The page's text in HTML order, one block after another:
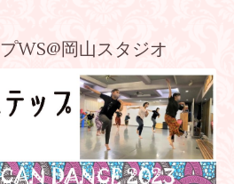
WS@岡山スタジオ